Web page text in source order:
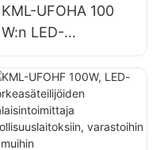
KML-UFOHA 100
W:n LED-
syväsäteilijöiden
toimittaja
sisätiloihin, kuten
teollisuusrakennuks
iin ja varastoihin.